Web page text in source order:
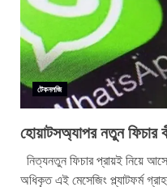
টেকনলজি
হোয়াটসঅ্যাপর নতুন ফিচার
নিত্যনতুন ফিচার প্রায়ই নিয়ে
অধিকৃত এই মেসেজিং প্ল্যাটফর্ম